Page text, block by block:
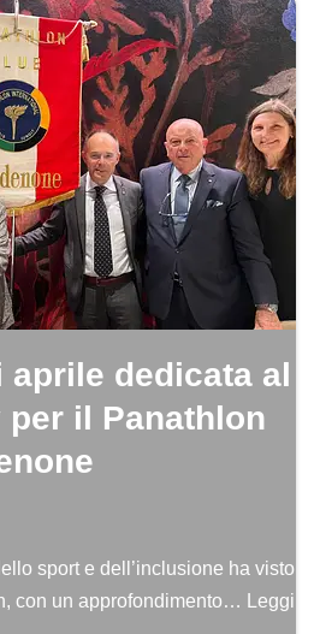
dedicata al
il Panathlon
sport e dell’inclusione ha visto
con un approfondimento…
Leggi